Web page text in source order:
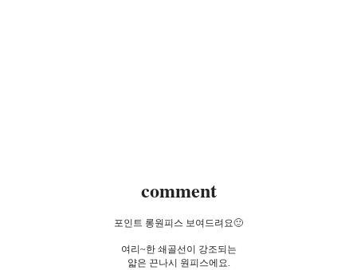
comment
포인트 롱원피스 보여드려요🙂
여리~한 쇄골선이 강조되는
얇은 끈나시 원피스에요.